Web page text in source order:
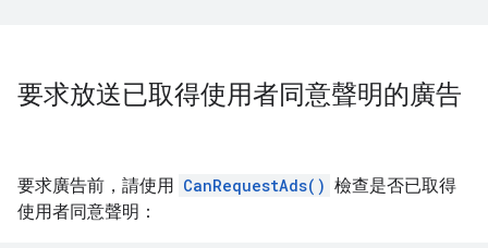
要求放送已取得使用者同意聲明的廣告
要求廣告前，請使用 CanRequestAds() 檢查是否已取得
使用者同意聲明：